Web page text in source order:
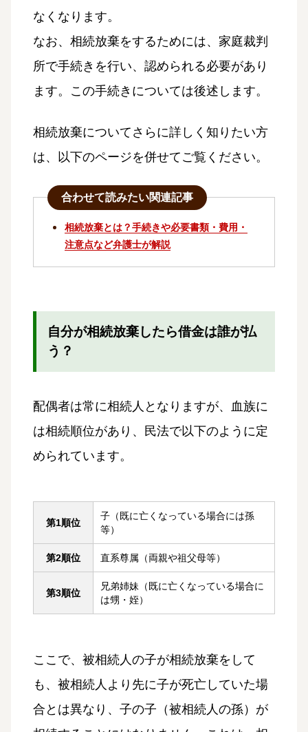
なくなります。
なお、相続放棄をするためには、家庭裁判
所で手続きを行い、認められる必要があり
ます。この手続きについては後述します。
相続放棄についてさらに詳しく知りたい方
は、以下のページを併せてご覧ください。
合わせて読みたい関連記事
相続放棄とは？手続きや必要書類・費用・
注意点など弁護士が解説
自分が相続放棄したら借金は誰が払
う？
配偶者は常に相続人となりますが、血族に
は相続順位があり、民法で以下のように定
められています。
第1順位
子（既に亡くなっている場合には孫
等）
第2順位 直系尊属（両親や祖父母等）
第3順位
兄弟姉妹（既に亡くなっている場合に
は甥・姪）
ここで、被相続人の子が相続放棄をして
も、被相続人より先に子が死亡していた場
合とは異なり、子の子（被相続人の孫）が